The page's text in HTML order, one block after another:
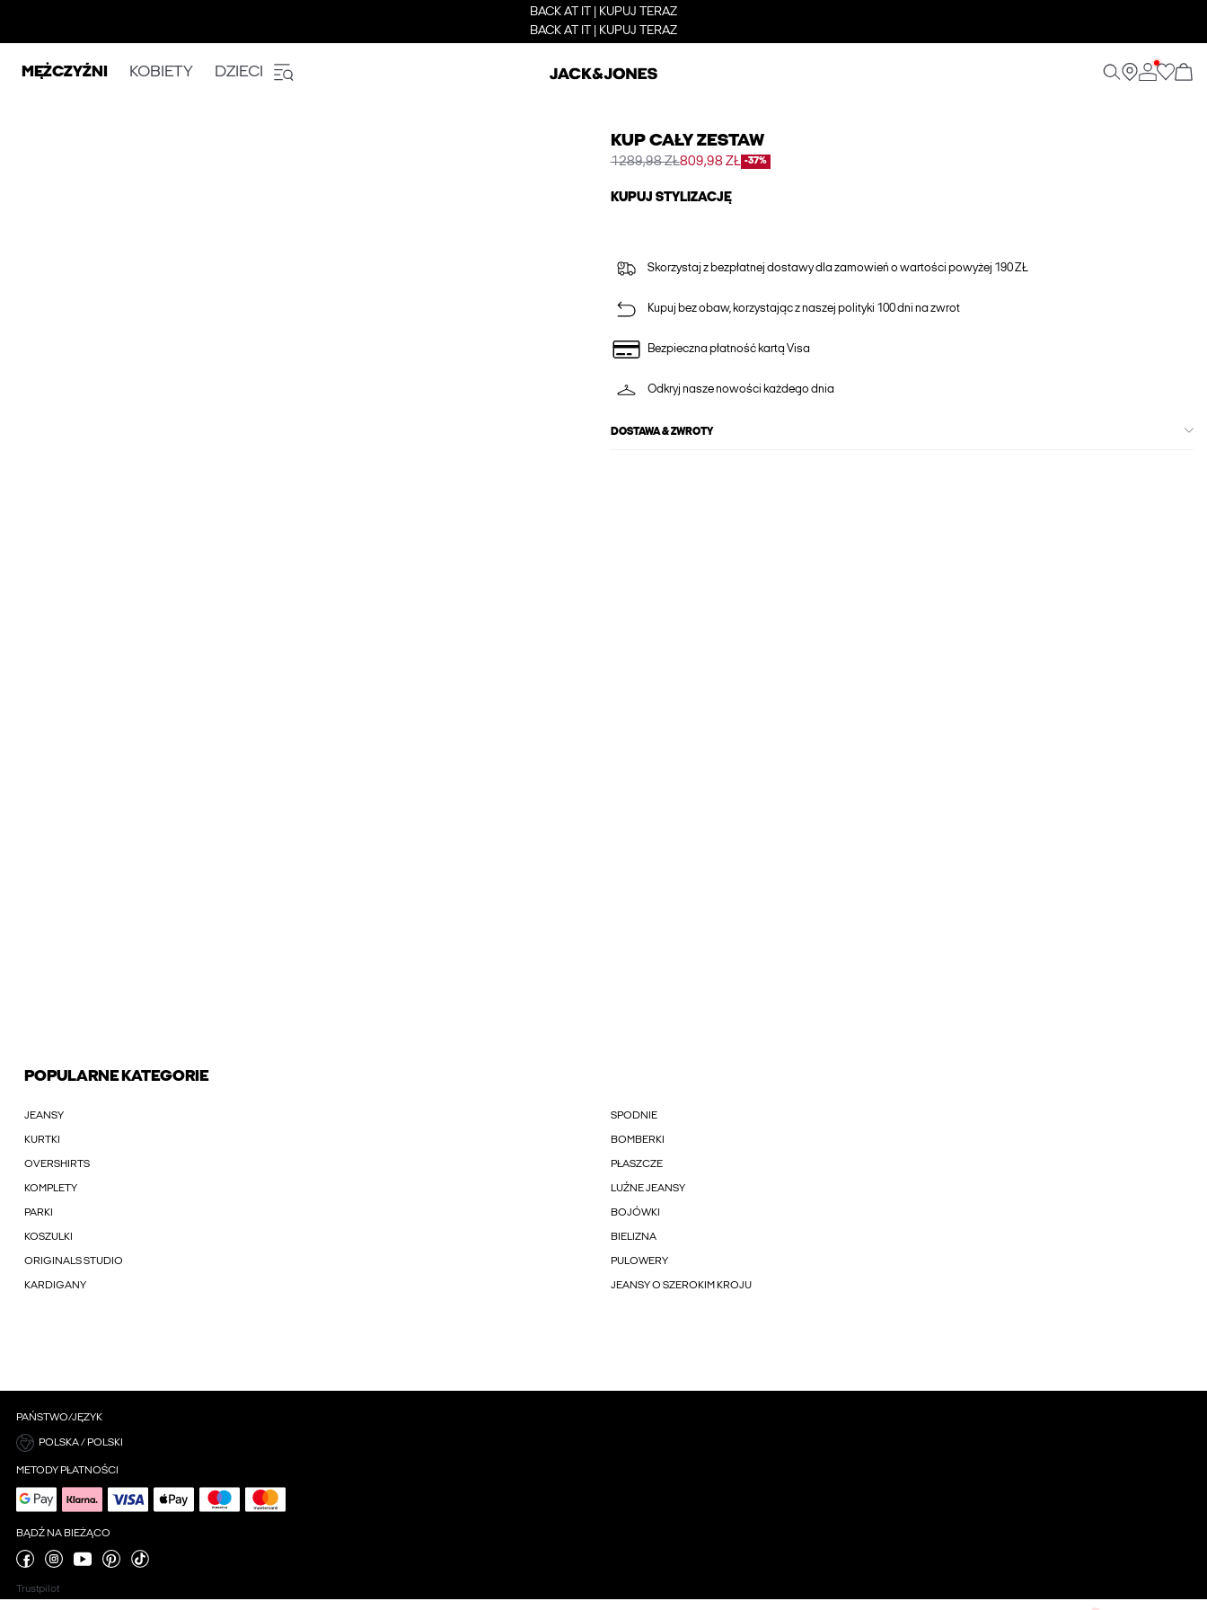
BACK AT IT | KUPUJ TERAZ
BACK AT IT | KUPUJ TERAZ
MĘŻCZYŹNI KOBIETY DZIECI
KUP CAŁY ZESTAW
1289,98 ZŁ809,98 ZŁ -37%
KUPUJ STYLIZACJĘ
Skorzystaj z bezpłatnej dostawy dla zamowień o wartości powyżej 190 ZŁ
Kupuj bez obaw, korzystając z naszej polityki 100 dni na zwrot
Bezpieczna płatność kartą Visa
Odkryj nasze nowości każdego dnia
DOSTAWA & ZWROTY
POPULARNE KATEGORIE
JEANSY SPODNIE
KURTKI BOMBERKI
OVERSHIRTS PŁASZCZE
KOMPLETY LUŹNE JEANSY
PARKI BOJÓWKI
KOSZULKI BIELIZNA
ORIGINALS STUDIO PULOWERY
KARDIGANY JEANSY O SZEROKIM KROJU
PAŃSTWO/JĘZYK
POLSKA / POLSKI
METODY PŁATNOŚCI
BĄDŹ NA BIEŻĄCO
Trustpilot